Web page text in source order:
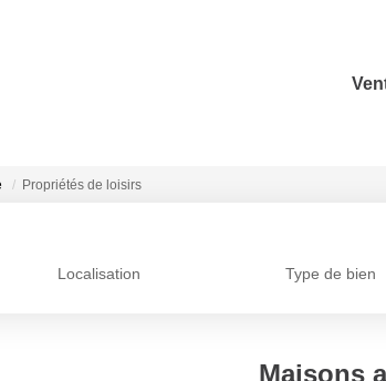
Propriétés de loisirs
Localisation Type de bien
Maisons